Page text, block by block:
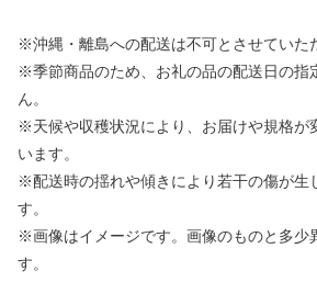
※沖縄・離島への配送は不可とさせていた
※季節商品のため、お礼の品の配送日の指
ん。
※天候や収穫状況により、お届けや規格が
います。
※配送時の揺れや傾きにより若干の傷が生
す。
※画像はイメージです。画像のものと多少
す。